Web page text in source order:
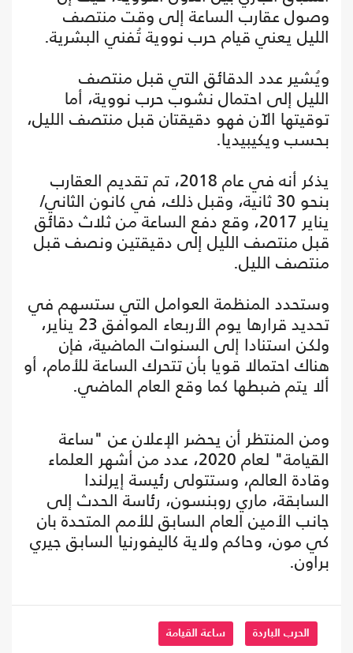
وصول عقارب الساعة إلى وقت منتصف
الليل يعني قيام حرب نووية تُفني البشرية.
ويُشير عدد الدقائق التي قبل منتصف
الليل إلى احتمال نشوب حرب نووية، أما
توقيتها الآن فهو دقيقتان قبل منتصف الليل،
بحسب ويكيبيديا.
يذكر أنه في عام 2018، تم تقديم العقارب
بنحو 30 ثانية، وقبل ذلك، في كانون الثاني/
يناير 2017، وقع دفع الساعة من ثلاث دقائق
قبل منتصف الليل إلى دقيقتين ونصف قبل
منتصف الليل.
وستحدد المنظمة العوامل التي ستسهم في
تحديد قرارها يوم الأربعاء الموافق 23 يناير،
ولكن استنادا إلى السنوات الماضية، فإن
هناك احتمالا قويا بأن تتحرك الساعة للأمام، أو
ألا يتم ضبطها كما وقع العام الماضي.
ومن المنتظر أن يحضر الإعلان عن "ساعة
القيامة" لعام 2020، عدد من أشهر العلماء
وقادة العالم، وستتولى رئيسة إيرلندا
السابقة، ماري روبنسون، رئاسة الحدث إلى
جانب الأمين العام السابق للأمم المتحدة بان
كي مون، وحاكم ولاية كاليفورنيا السابق جيري
براون.
الحرب الباردة ساعة القيامة